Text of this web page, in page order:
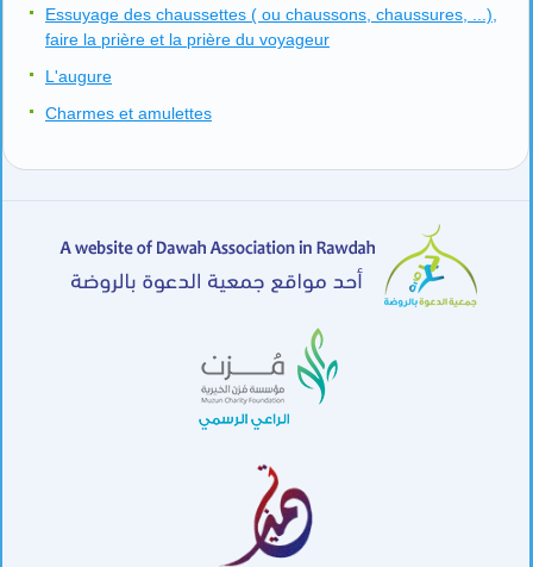
Essuyage des chaussettes ( ou chaussons, chaussures, ...),
faire la prière et la prière du voyageur
L'augure
Charmes et amulettes